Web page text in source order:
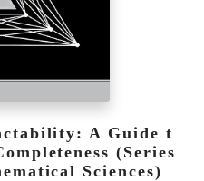
A Guide t
(Series
Sciences)